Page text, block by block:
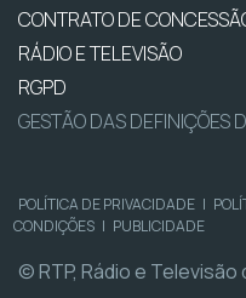
CONTRATO DE
RÁDIO E TELEVISÃO
RGPD
GESTÃO DAS DEFINIÇÕES
POLÍTICA DE PRIVACIDADE |
CONDIÇÕES | PUBLICIDADE
© RTP, Rádio e